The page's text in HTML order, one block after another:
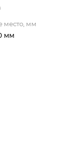
место, мм
мм